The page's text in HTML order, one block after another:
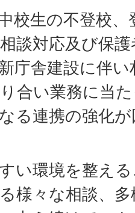
校生の不登校
談対応及び保
庁舎建設に伴
合い業務に当
る連携の強化
い環境を整え
様々な相談、